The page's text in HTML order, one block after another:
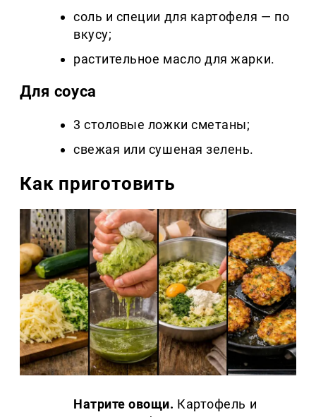
соль и специи для картофеля — по
вкусу;
растительное масло для жарки.
Для соуса
3 столовые ложки сметаны;
свежая или сушеная зелень.
Как приготовить
Натрите овощи. Картофель и